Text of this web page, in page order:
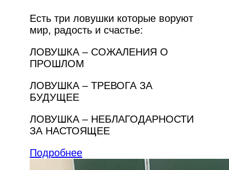
Есть три ловушки которые воруют
мир, радость и счастье:
ЛОВУШКА – СОЖАЛЕНИЯ О
ПРОШЛОМ
ЛОВУШКА – ТРЕВОГА ЗА
БУДУЩЕЕ
ЛОВУШКА – НЕБЛАГОДАРНОСТИ
ЗА НАСТОЯЩЕЕ
Подробнее